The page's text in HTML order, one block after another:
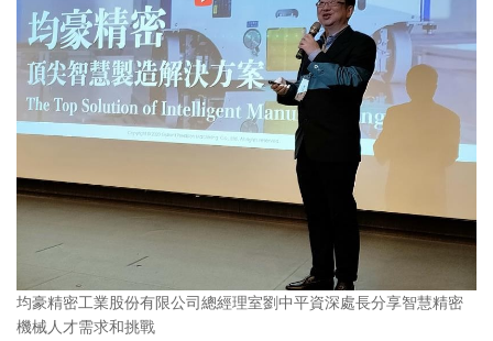
均豪精密工業股份有限公司總經理室劉中平資深處長分享智慧精密
機械人才需求和挑戰